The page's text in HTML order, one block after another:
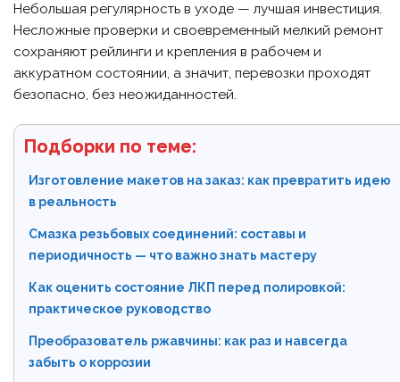
Небольшая регулярность в уходе — лучшая инвестиция.
Несложные проверки и своевременный мелкий ремонт
сохраняют рейлинги и крепления в рабочем и
аккуратном состоянии, а значит, перевозки проходят
безопасно, без неожиданностей.
Подборки по теме:
Изготовление макетов на заказ: как превратить идею
в реальность
Смазка резьбовых соединений: составы и
периодичность — что важно знать мастеру
Как оценить состояние ЛКП перед полировкой:
практическое руководство
Преобразователь ржавчины: как раз и навсегда
забыть о коррозии